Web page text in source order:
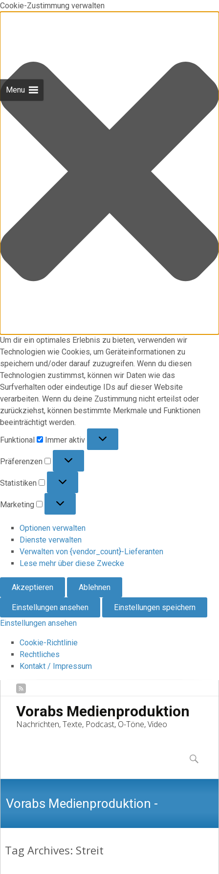
Cookie-Zustimmung verwalten
Um dir ein optimales Erlebnis zu bieten, verwenden wir
Technologien wie Cookies, um Geräteinformationen zu
speichern und/oder darauf zuzugreifen. Wenn du diesen
Technologien zustimmst, können wir Daten wie das
Surfverhalten oder eindeutige IDs auf dieser Website
verarbeiten. Wenn du deine Zustimmung nicht erteilst oder
zurückziehst, können bestimmte Merkmale und Funktionen
beeinträchtigt werden.
Funktional
Immer aktiv
Präferenzen
Statistiken
Marketing
Optionen verwalten
Dienste verwalten
Verwalten von {vendor_count}-Lieferanten
Lese mehr über diese Zwecke
Akzeptieren Ablehnen
Einstellungen ansehen
Einstellungen speichern
Einstellungen ansehen
Cookie-Richtlinie
Rechtliches
Kontakt / Impressum
Vorabs Medienproduktion
Nachrichten, Texte, Podcast, O-Töne, Video
Menu
content
Suchen
nach:
Vorabs Medienproduktion -
Nachrichten, Texte, Podcast, O-Töne,
Tag Archives: Streit